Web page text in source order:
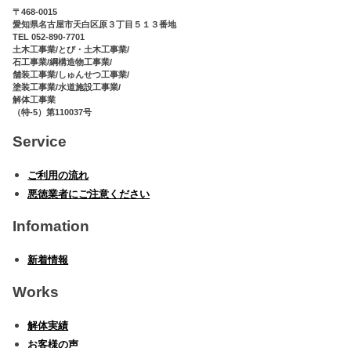
〒468-0015
愛知県名古屋市天白区原３丁目５１３番地
TEL 052-890-7701
土木工事業/とび・土木工事業/
石工事業/綱構造物工事業/
舗装工事業/しゅんせつ工事業/
塗装工事業/水道施設工事業/
解体工事業
（特-5）第110037号
Service
ご利用の流れ
悪徳業者にご注意ください
Infomation
新着情報
Works
解体実績
お客様の声